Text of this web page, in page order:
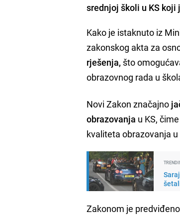
srednjoj školi u KS
Kako je istaknuto iz
zakonskog akta za
rješenja, što
obrazovnog rada u
Novi Zakon značajno
obrazovanja u KS,
kvaliteta obrazovanja
Zakonom je